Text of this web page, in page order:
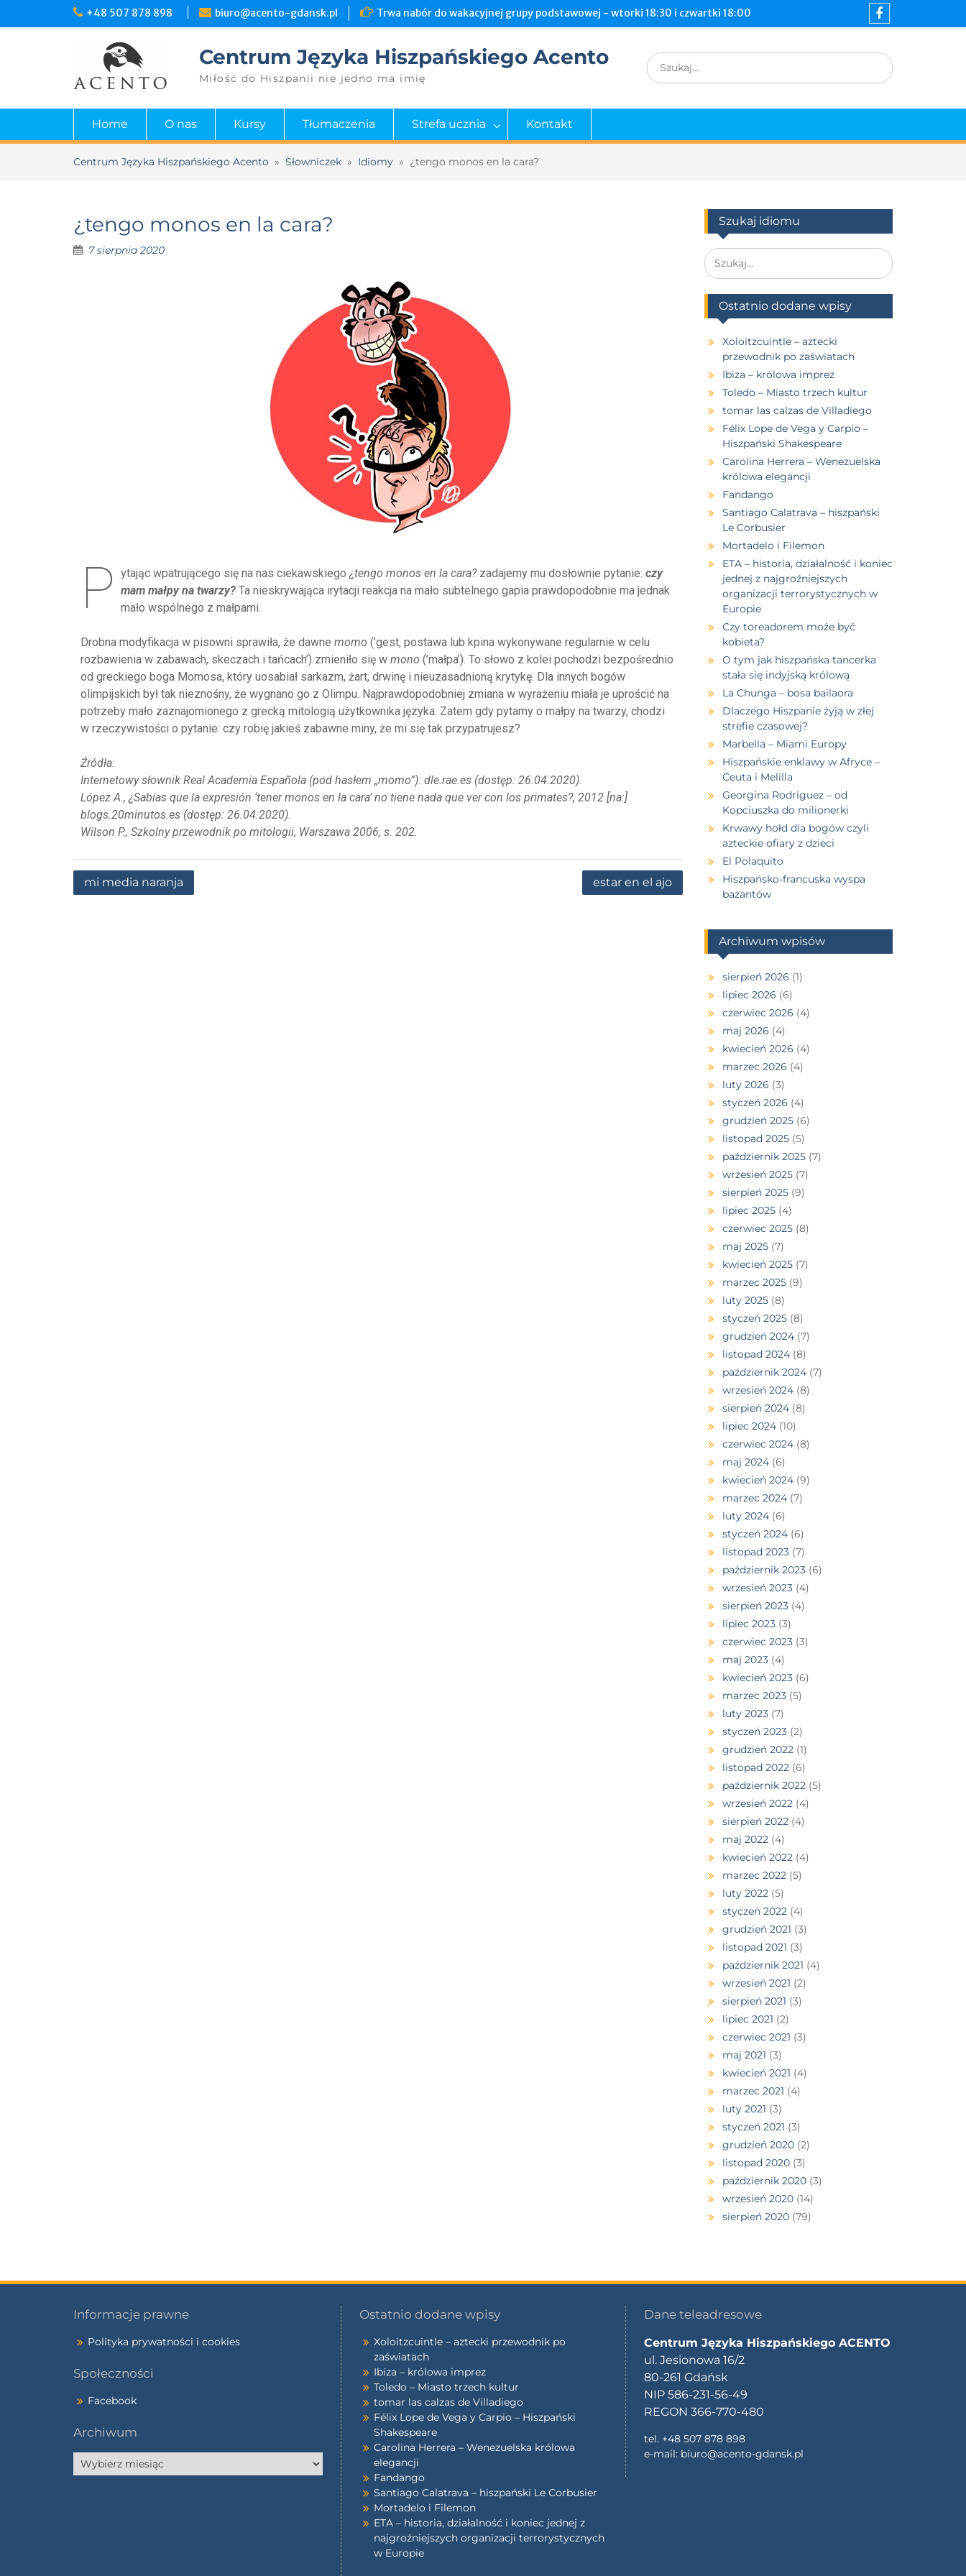
+48 507 878 898 biuro@acento-gdansk.pl Trwa nabór do wakacyjnej grupy podstawowej - wtorki 18:30 i czwartki 18:00
Centrum Języka Hiszpańskiego Acento
Miłość do Hiszpanii nie jedno ma imię
Home O nas Kursy Tłumaczenia Strefa ucznia Kontakt
Centrum Języka Hiszpańskiego Acento » Słowniczek » Idiomy » ¿tengo monos en la cara?
¿tengo monos en la cara?
7 sierpnia 2020
P ytając wpatrującego się na nas ciekawskiego¿tengo monos en la cara?zadajemy mu dosłownie pytanie: czy
mam małpy na twarzy? Ta nieskrywająca irytacji reakcja na mało subtelnego gapia prawdopodobnie ma jednak
mało wspólnego z małpami.
Drobna modyfikacja w pisowni sprawiła, że dawne momo (’gest, postawa lub kpina wykonywane regularnie w celu
rozbawienia w zabawach, skeczach i tańcach’) zmieniło się w mono (’małpa’). To słowo z kolei pochodzi bezpośrednio
od greckiego boga Momosa, który uosabiał sarkazm, żart, drwinę i nieuzasadnioną krytykę. Dla innych bogów
olimpijskich był tak nieznośny, że wygnano go z Olimpu. Najprawdopodobniej zmiana w wyrażeniu miała je uprościć na
potrzeby mało zaznajomionego z grecką mitologią użytkownika języka. Zatem gdy pytamy o małpy na twarzy, chodzi
w rzeczywistości o pytanie: czy robię jakieś zabawne miny, że mi się tak przypatrujesz?
Źródła:
Internetowy słownik Real Academia Española (pod hasłem „momo”): dle.rae.es (dostęp: 26.04.2020).
López A., ¿Sabías que la expresión ‘tener monos en la cara’ no tiene nada que ver con los primates?, 2012 [na:]
blogs.20minutos.es (dostęp: 26.04.2020).
Wilson P., Szkolny przewodnik po mitologii, Warszawa 2006, s. 202.
mi media naranja estar en el ajo
Szukaj idiomu
Ostatnio dodane wpisy
Xoloitzcuintle – aztecki
przewodnik po zaświatach
Ibiza – królowa imprez
Toledo – Miasto trzech kultur
tomar las calzas de Villadiego
Félix Lope de Vega y Carpio –
Hiszpański Shakespeare
Carolina Herrera – Wenezuelska
królowa elegancji
Fandango
Santiago Calatrava – hiszpański
Le Corbusier
Mortadelo i Filemon
ETA – historia, działalność i koniec
jednej z najgroźniejszych
organizacji terrorystycznych w
Europie
Czy toreadorem może być
kobieta?
O tym jak hiszpańska tancerka
stała się indyjską królową
La Chunga – bosa bailaora
Dlaczego Hiszpanie żyją w złej
strefie czasowej?
Marbella – Miami Europy
Hiszpańskie enklawy w Afryce –
Ceuta i Melilla
Georgina Rodríguez – od
Kopciuszka do milionerki
Krwawy hołd dla bogów czyli
azteckie ofiary z dzieci
El Polaquito
Hiszpańsko-francuska wyspa
bażantów
Archiwum wpisów
sierpień 2026 (1)
lipiec 2026 (6)
czerwiec 2026 (4)
maj 2026 (4)
kwiecień 2026 (4)
marzec 2026 (4)
luty 2026 (3)
styczeń 2026 (4)
grudzień 2025(6)
listopad 2025(5)
październik 2025(7)
wrzesień 2025(7)
sierpień 2025(9)
lipiec 2025(4)
czerwiec 2025(8)
maj 2025(7)
kwiecień 2025(7)
marzec 2025(9)
luty 2025(8)
styczeń 2025(8)
grudzień 2024(7)
listopad 2024(8)
październik 2024(7)
wrzesień 2024(8)
sierpień 2024(8)
lipiec 2024(10)
czerwiec 2024(8)
maj 2024(6)
kwiecień 2024(9)
marzec 2024(7)
luty 2024(6)
styczeń 2024(6)
listopad 2023(7)
październik 2023(6)
wrzesień 2023(4)
sierpień 2023(4)
lipiec 2023(3)
czerwiec 2023(3)
maj 2023(4)
kwiecień 2023(6)
marzec 2023(5)
luty 2023(7)
styczeń 2023(2)
grudzień 2022(1)
listopad 2022(6)
październik 2022(5)
wrzesień 2022(4)
sierpień 2022(4)
maj 2022(4)
kwiecień 2022(4)
marzec 2022(5)
luty 2022(5)
styczeń 2022(4)
grudzień 2021 (3)
listopad 2021 (3)
październik 2021 (4)
wrzesień 2021 (2)
sierpień 2021 (3)
lipiec 2021 (2)
czerwiec 2021 (3)
maj 2021 (3)
kwiecień 2021 (4)
marzec 2021 (4)
luty 2021 (3)
styczeń 2021 (3)
grudzień 2020(2)
listopad 2020(3)
październik 2020(3)
wrzesień 2020(14)
sierpień 2020(79)
Informacje prawne
Polityka prywatności i cookies
Społeczności
Facebook
Archiwum
Ostatnio dodane wpisy
Xoloitzcuintle – aztecki przewodnik po
zaświatach
Ibiza – królowa imprez
Toledo – Miasto trzech kultur
tomar las calzas de Villadiego
Félix Lope de Vega y Carpio – Hiszpański
Shakespeare
Carolina Herrera – Wenezuelska królowa
elegancji
Fandango
Santiago Calatrava – hiszpański Le Corbusier
Mortadelo i Filemon
ETA – historia, działalność i koniec jednej z
najgroźniejszych organizacji terrorystycznych
w Europie
Dane teleadresowe
Centrum Języka Hiszpańskiego ACENTO
ul. Jesionowa 16/2
80-261 Gdańsk
NIP 586-231-56-49
REGON 366-770-480
tel. +48 507 878 898
e-mail: biuro@acento-gdansk.pl